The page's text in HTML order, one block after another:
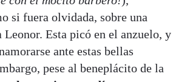
si fuera olvidada, sobre una
Leonor. Esta picó en el anzuelo, y
ante estas bellas
pese al beneplácito de la